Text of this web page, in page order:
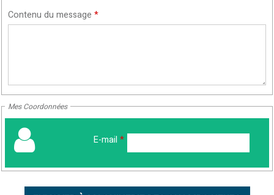
Contenu du message *
Mes Coordonnées
E-mail *